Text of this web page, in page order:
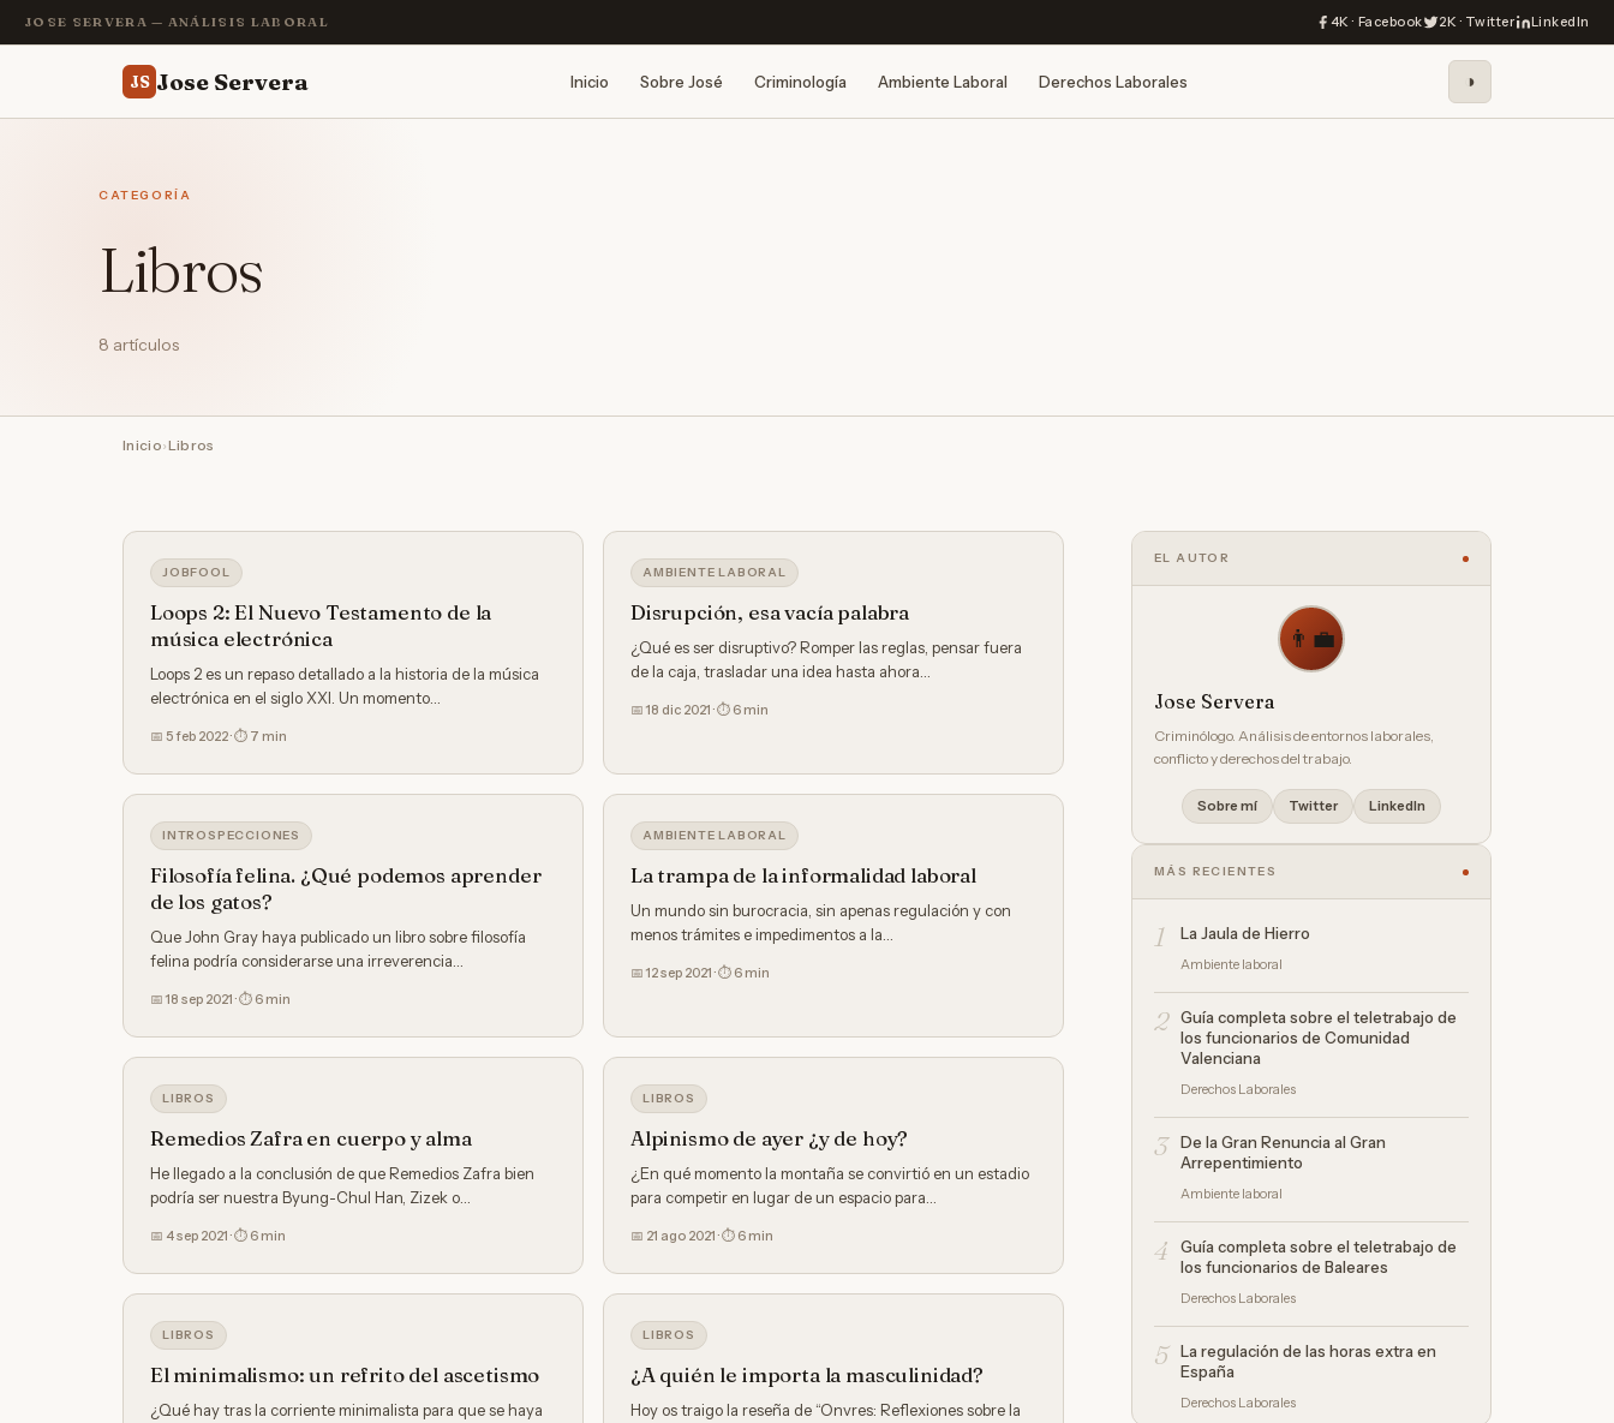
JOSE SERVERA — ANÁLISIS LABORAL 4K · Facebook 2K · Twitter LinkedIn
JS Jose Servera Inicio Sobre José Criminología Ambiente Laboral Derechos Laborales ◑
CATEGORÍA
Libros
8 artículos
Inicio›Libros
JOBFOOL
Loops 2: El Nuevo Testamento de la
música electrónica
Loops 2 es un repaso detallado a la historia de la música
electrónica en el siglo XXI. Un momento…
📅 5 feb 2022 · ⏱ 7 min
AMBIENTE LABORAL
Disrupción, esa vacía palabra
¿Qué es ser disruptivo? Romper las reglas, pensar fuera
de la caja, trasladar una idea hasta ahora…
📅 18 dic 2021 · ⏱ 6 min
INTROSPECCIONES
Filosofía felina. ¿Qué podemos aprender
de los gatos?
Que John Gray haya publicado un libro sobre filosofía
felina podría considerarse una irreverencia…
📅 18 sep 2021 · ⏱ 6 min
AMBIENTE LABORAL
La trampa de la informalidad laboral
Un mundo sin burocracia, sin apenas regulación y con
menos trámites e impedimentos a la…
📅 12 sep 2021 · ⏱ 6 min
LIBROS
Remedios Zafra en cuerpo y alma
He llegado a la conclusión de que Remedios Zafra bien
podría ser nuestra Byung-Chul Han, Zizek o…
📅 4 sep 2021 · ⏱ 6 min
LIBROS
Alpinismo de ayer ¿y de hoy?
¿En qué momento la montaña se convirtió en un estadio
para competir en lugar de un espacio para…
📅 21 ago 2021 · ⏱ 6 min
LIBROS
El minimalismo: un refrito del ascetismo
¿Qué hay tras la corriente minimalista para que se haya
LIBROS
¿A quién le importa la masculinidad?
Hoy os traigo la reseña de “Onvres: Reflexiones sobre la
EL AUTOR
👨‍💼
Jose Servera
Criminólogo. Análisis de entornos laborales,
conflicto y derechos del trabajo.
Sobre mí Twitter LinkedIn
MÁS RECIENTES
1 La Jaula de Hierro
Ambiente laboral
2
Guía completa sobre el teletrabajo de
los funcionarios de Comunidad
Valenciana
Derechos Laborales
3
De la Gran Renuncia al Gran
Arrepentimiento
Ambiente laboral
4
Guía completa sobre el teletrabajo de
los funcionarios de Baleares
Derechos Laborales
5
La regulación de las horas extra en
España
Derechos Laborales